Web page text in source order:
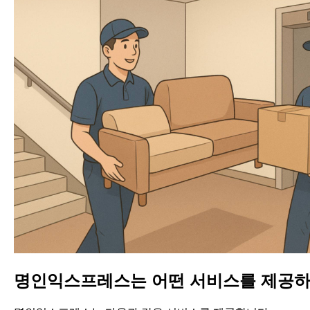
명인익스프레스는 어떤 서비스를 제공